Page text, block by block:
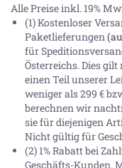
Alle Preise inkl. 19%
(1) Kostenloser
Paketlieferungen
für
Österreichs. Dies
einen Teil unserer
weniger als 299 €
berechnen wir
sie für diejenigen
Nicht gültig für
(2) 1% Rabatt bei
Geschäfts-Kunden.